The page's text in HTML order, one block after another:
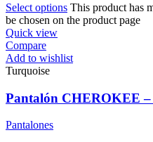
Select options This product has
be chosen on the product page
Quick view
Compare
Add to wishlist
Turquoise
Pantalón CHEROKEE –
Pantalones